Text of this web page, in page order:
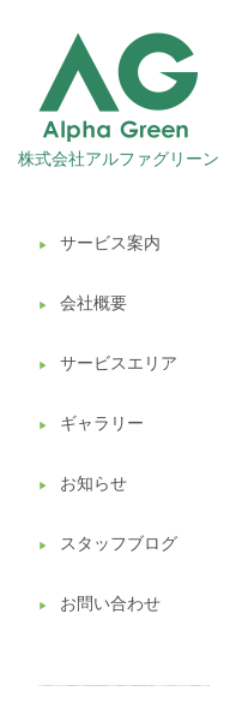
株式会社アルファグリーン
▶︎ サービス案内
▶︎ 会社概要
▶︎ サービスエリア
▶︎ ギャラリー
▶︎ お知らせ
▶︎ スタッフブログ
▶︎ お問い合わせ
観葉植物レンタル
壁面緑化
ギフト販売
造園ガーデニング
植木処分